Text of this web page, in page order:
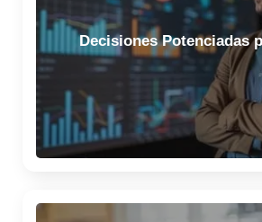
Decisiones Potenciadas
transforman grandes volúmenes de
accionables y predictivos en tiempo
patrones ocultos, optimizando la
recursos y mejorando la precisión
decisiones estratégicas.